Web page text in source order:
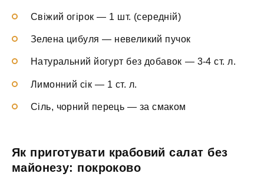
Свіжий огірок — 1 шт. (середній)
Зелена цибуля — невеликий пучок
Натуральний йогурт без добавок — 3-4 ст. л.
Лимонний сік — 1 ст. л.
Сіль, чорний перець — за смаком
Як приготувати крабовий салат без
майонезу: покроково